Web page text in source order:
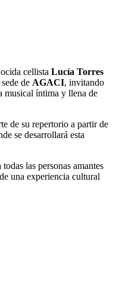
cellista Lucía Torres
de AGACI, invitando
musical íntima y llena de
de su repertorio a partir de
se desarrollará esta
las personas amantes
una experiencia cultural